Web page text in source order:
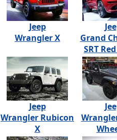
Jeep
Wrangler X
Grand
SRT
Jeep
Wrangler Rubicon
X